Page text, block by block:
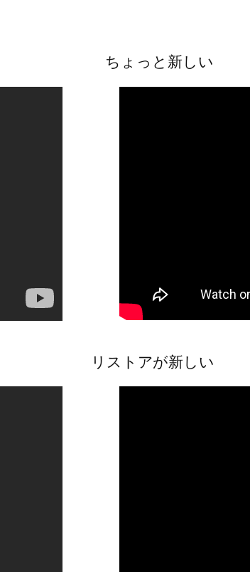
ちょっと新しい
リストアが新しい